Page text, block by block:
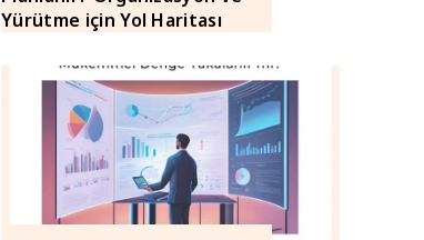
Yürütme için Yol Haritası